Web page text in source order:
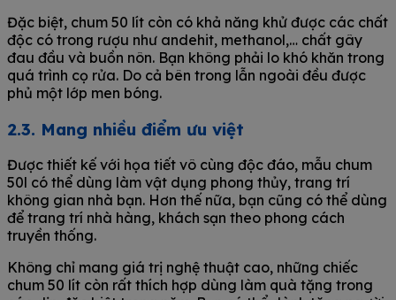
Đặc biệt, chum 50 lít còn có khả năng khử được các chất
độc có trong rượu như andehit, methanol,… chất gây
đau đầu và buồn nôn. Bạn không phải lo khó khăn trong
quá trình cọ rửa. Do cả bên trong lẫn ngoài đều được
phủ một lớp men bóng.
2.3. Mang nhiều điểm ưu việt
Được thiết kế với họa tiết vô cùng độc đáo, mẫu chum
50l có thể dùng làm vật dụng phong thủy, trang trí
không gian nhà bạn. Hơn thế nữa, bạn cũng có thể dùng
để trang trí nhà hàng, khách sạn theo phong cách
truyền thống.
Không chỉ mang giá trị nghệ thuật cao, những chiếc
chum 50 lít còn rất thích hợp dùng làm quà tặng trong